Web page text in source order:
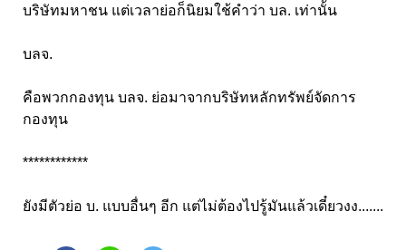
บริษัทมหาชน แต่เวลาย่อก็นิยมใช้คำว่า บล. เท่านั้น
บลจ.
คือพวกกองทุน บลจ. ย่อมาจากบริษัทหลักทรัพย์จัดการ
กองทุน
************
ยังมีตัวย่อ บ. แบบอื่นๆ อีก แต่ไม่ต้องไปรู้มันแล้วเดี๋ยวงง.......